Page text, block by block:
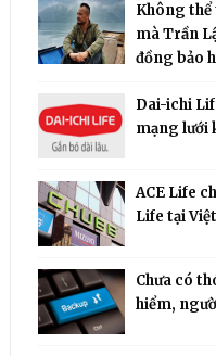
Không
mà Trần
đồng bảo
Dai-ichi
mạng lưới
ACE Life
Life tại
Chưa có
hiểm,